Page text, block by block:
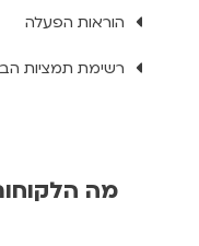
הוראות הפעלה
רשימת תמציות
מה